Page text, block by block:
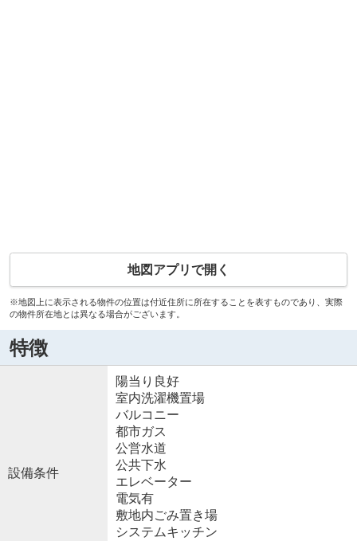
地図アプリで開く
※地図上に表示される物件の位置は付近住所に所在することを表すものであり、実際
の物件所在地とは異なる場合がございます。
特徴
設備条件
陽当り良好
室内洗濯機置場
バルコニー
都市ガス
公営水道
公共下水
エレベーター
電気有
敷地内ごみ置き場
システムキッチン